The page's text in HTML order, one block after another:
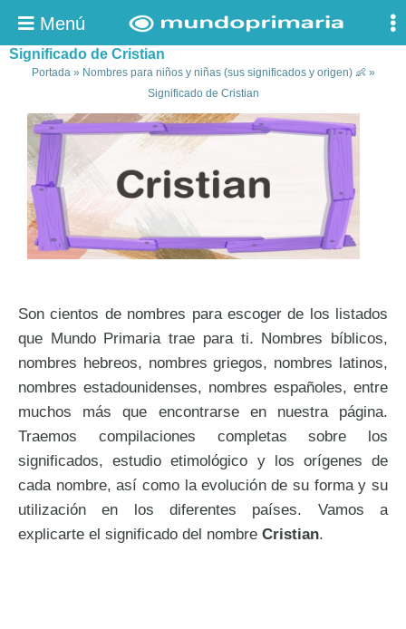
Menú
Significado de Cristian
Portada» Nombres para niños y niñas (sus significados y origen) 👶»
Significado de Cristian
Son cientos de nombres para escoger de los listados
que Mundo Primaria trae para ti. Nombres bíblicos,
nombres hebreos, nombres griegos, nombres latinos,
nombres estadounidenses, nombres españoles, entre
muchos más que encontrarse en nuestra página.
Traemos compilaciones completas sobre los
significados, estudio etimológico y los orígenes de
cada nombre, así como la evolución de su forma y su
utilización en los diferentes países. Vamos a
explicarte el significado del nombre Cristian.